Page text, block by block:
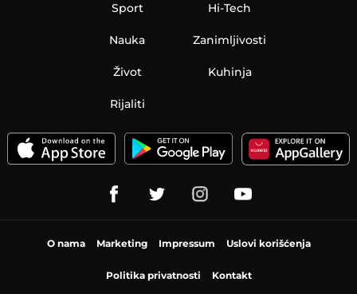
Sport
Nauka
Hi-Tech
Zanimljivosti
Život Kuhinja
Rijaliti
O nama Marketing Impressum Uslovi korišćenja
Politika privatnosti Kontakt